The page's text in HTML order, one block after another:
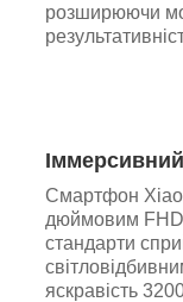
розширюючи
Смартфон
дюймовим
стандарти
яскравість